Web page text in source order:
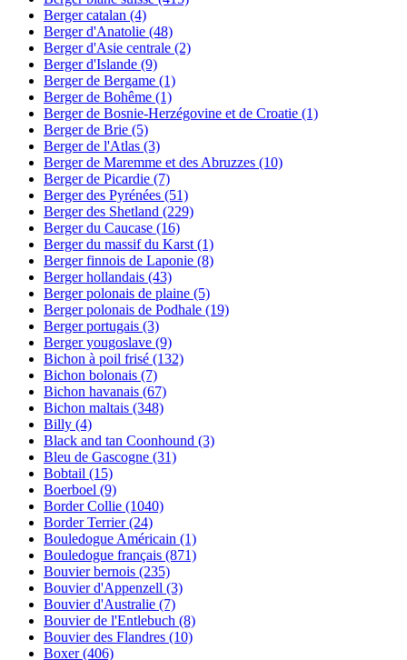
Berger catalan (4)
Berger d'Anatolie (48)
Berger d'Asie centrale (2)
Berger d'Islande (9)
Berger de Bergame (1)
Berger de Bohême (1)
Berger de Bosnie-Herzégovine et de Croatie (1)
Berger de Brie (5)
Berger de l'Atlas (3)
Berger de Maremme et des Abruzzes (10)
Berger de Picardie (7)
Berger des Pyrénées (51)
Berger des Shetland (229)
Berger du Caucase (16)
Berger du massif du Karst (1)
Berger finnois de Laponie (8)
Berger hollandais (43)
Berger polonais de plaine (5)
Berger polonais de Podhale (19)
Berger portugais (3)
Berger yougoslave (9)
Bichon à poil frisé (132)
Bichon bolonais (7)
Bichon havanais (67)
Bichon maltais (348)
Billy (4)
Black and tan Coonhound (3)
Bleu de Gascogne (31)
Bobtail (15)
Boerboel (9)
Border Collie (1040)
Border Terrier(24)
Bouledogue Américain (1)
Bouledogue français (871)
Bouvier bernois (235)
Bouvier d'Appenzell (3)
Bouvier d'Australie (7)
Bouvier de l'Entlebuch (8)
Bouvier des Flandres (10)
Boxer(406)